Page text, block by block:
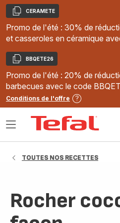
Copier
CERAMETE
Promo de l'été : 30% de
et casseroles en céramique
Copier
BBQETE26
Promo de l'été : 20% de
barbecues avec le code
Conditions de l'offre
Ouvrir
TOUTES NOS RECETTES
Rocher